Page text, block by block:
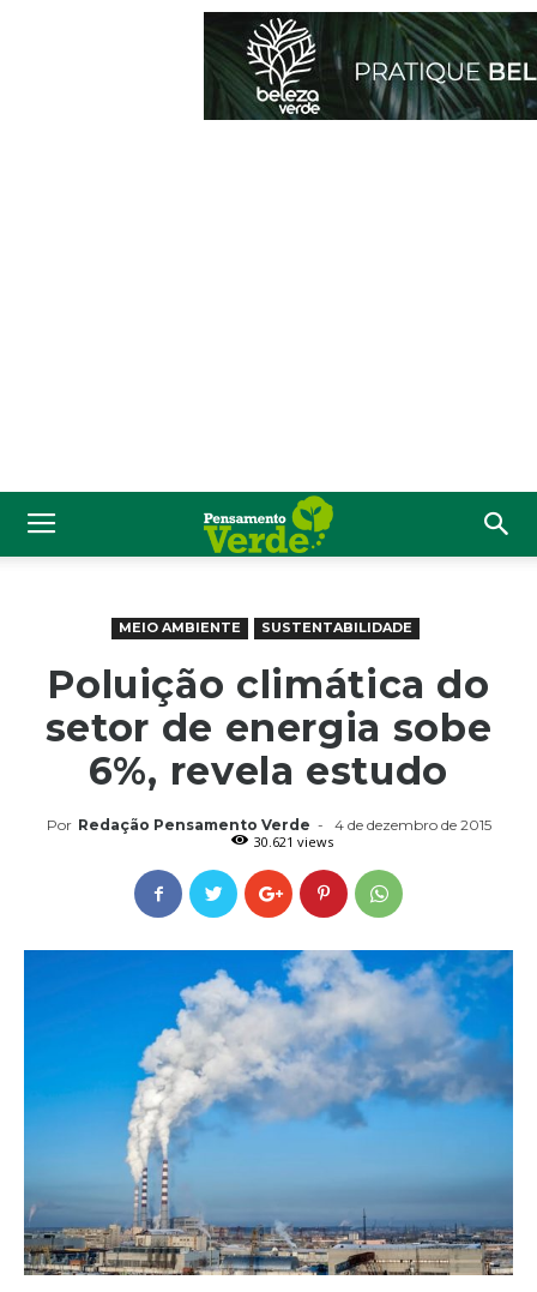
MEIO AMBIENTE SUSTENTABILIDADE
Poluição climática do
setor de energia sobe
6%, revela estudo
Por Redação Pensamento Verde -
4 de dezembro de 2015
30.621 views